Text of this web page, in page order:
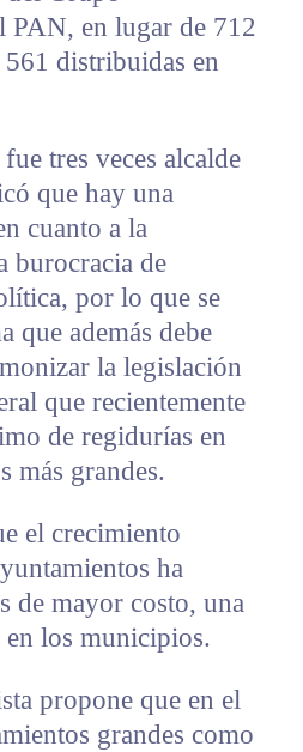
PAN, en lugar de 712
distribuidas en
tres veces alcalde
que hay una
cuanto a la
burocracia de
por lo que se
que además debe
la legislación
que recientemente
de regidurías en
más grandes.
el crecimiento
ha
de mayor costo, una
los municipios.
propone que en el
grandes como